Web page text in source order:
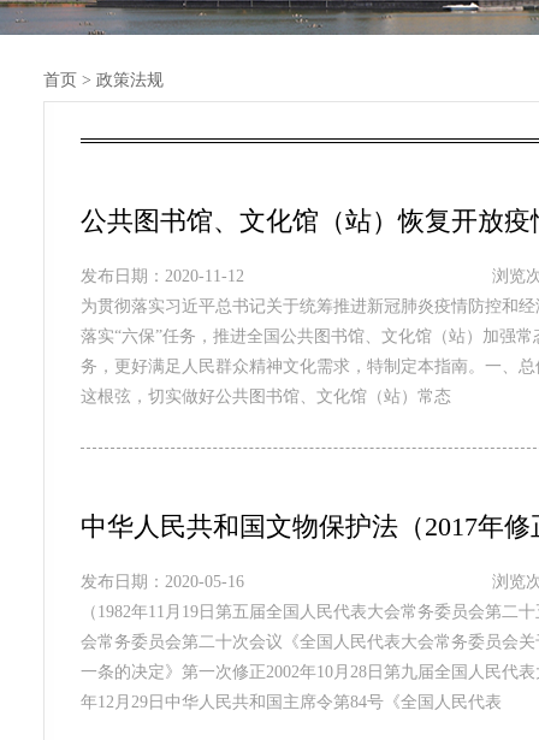
首页 > 政策法规
公共图书馆、文化馆（站）恢复开放
发布日期：2020-11-12
浏览
为贯彻落实习近平总书记关于统筹推进新冠肺炎疫情防控和
落实“六保”任务，推进全国公共图书馆、文化馆（站）加强
务，更好满足人民群众精神文化需求，特制定本指南。一、
这根弦，切实做好公共图书馆、文化馆（站）常态
中华人民共和国文物保护法（2017年修
发布日期：2020-05-16
浏览
（1982年11月19日第五届全国人民代表大会常务委员会第二
会常务委员会第二十次会议《全国人民代表大会常务委员会
一条的决定》第一次修正2002年10月28日第九届全国人民代
年12月29日中华人民共和国主席令第84号《全国人民代表